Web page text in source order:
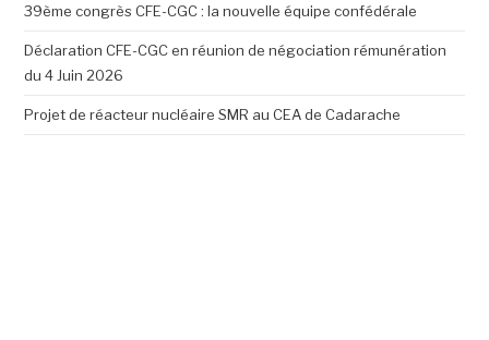
39ème congrès CFE-CGC : la nouvelle équipe confédérale
Déclaration CFE-CGC en réunion de négociation rémunération
du 4 Juin 2026
Projet de réacteur nucléaire SMR au CEA de Cadarache